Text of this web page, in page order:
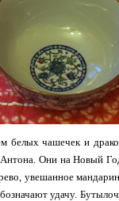
белых чашечек и
Они на Новый
увешанное
удачу.